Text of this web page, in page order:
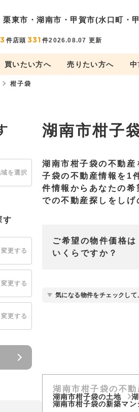
栗東市・湖南市・ 甲賀市(水口町・
件店頭 331 件2026.08.07 更新
買いたい方へ 売りたい方へ 中
柑子袋
湖南市柑子
湖南市柑子袋の不動
子袋の不動産情報を1
件情報からあなたの
での不動産探しをしげ
ご希望の物件価格は
いくらですか？
気になる物件をチェックして
湖南市柑子袋の不
湖南市柑子袋の土地
湖南市柑子袋の新築マン
を選択
す
変更する
変更する
変更する